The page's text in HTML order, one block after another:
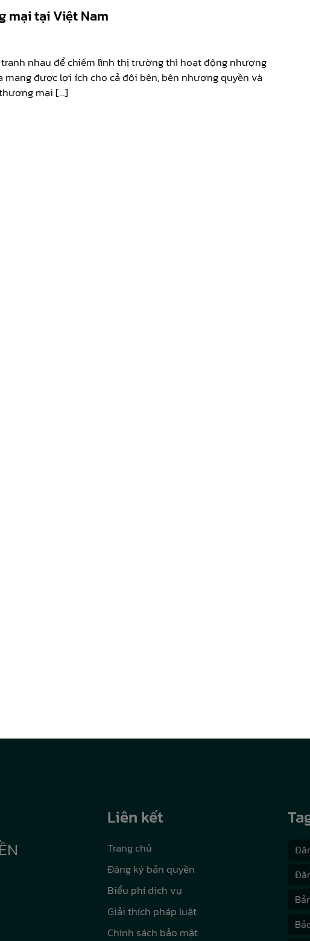
mại tại Việt Nam
nhau để chiếm lĩnh thị trường thì hoạt động nhượng
được lợi ích cho cả đôi bên, bên nhượng quyền và
mại […]
Liên kết
Trang chủ
Đăng ký bản quyền
Biểu phí dịch vụ
Giải thích pháp luật
Chính sách bảo mật